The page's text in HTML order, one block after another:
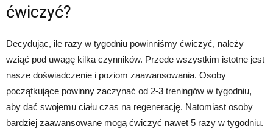
ćwiczyć?
Decydując, ile razy w tygodniu powinniśmy ćwiczyć, należy
wziąć pod uwagę kilka czynników. Przede wszystkim istotne jest
nasze doświadczenie i poziom zaawansowania. Osoby
początkujące powinny zaczynać od 2-3 treningów w tygodniu,
aby dać swojemu ciału czas na regenerację. Natomiast osoby
bardziej zaawansowane mogą ćwiczyć nawet 5 razy w tygodniu.